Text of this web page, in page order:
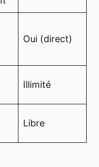
Oui (direct)
Illimité
Libre